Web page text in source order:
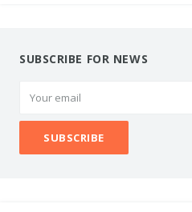
SUBSCRIBE FOR NEWS